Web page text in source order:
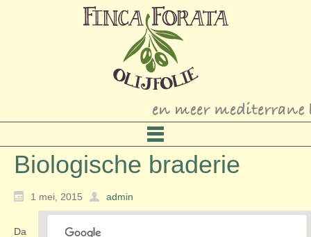
Biologische braderie
1 mei, 2015 admin
Da